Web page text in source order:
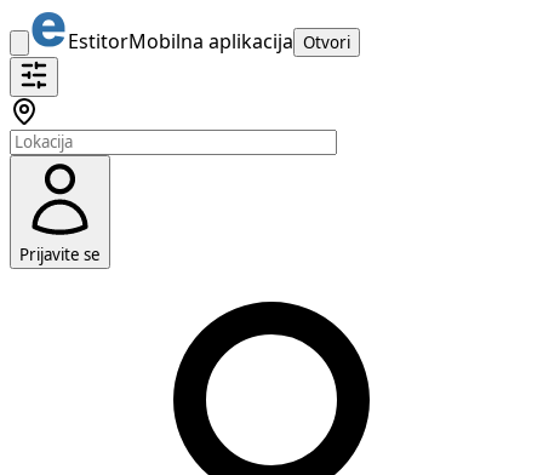
EstitorMobilna aplikacija Otvori
Prijavite se